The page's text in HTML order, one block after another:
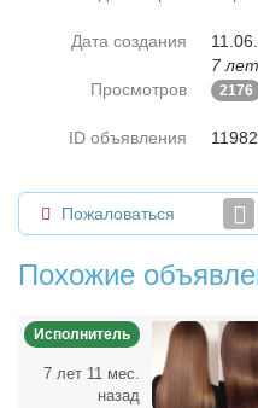
Дата создания
7
Просмотров
2176
ID объявления 11982
Пожаловаться
Похожие
Исполнитель
7 лет 11 мес.
назад